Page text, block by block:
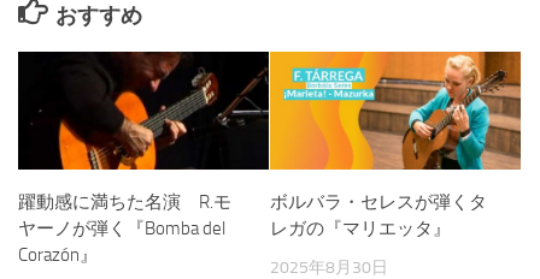
おすすめ
躍動感に満ちた名演 R.モ
ヤーノが弾く『Bomba del
Corazón』
ボルバラ・セレスが弾くタ
レガの『マリエッタ』
2025年8月30日